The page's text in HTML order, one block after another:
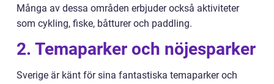
Många av dessa områden erbjuder också aktiviteter
som cykling, fiske, båtturer och paddling.
2. Temaparker och nöjesparker
Sverige är känt för sina fantastiska temaparker och